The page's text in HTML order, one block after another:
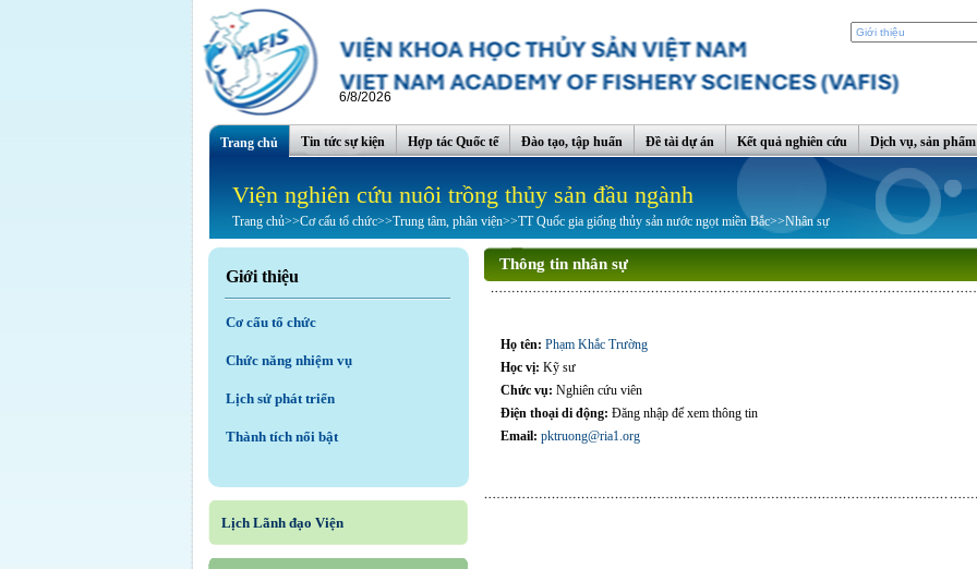
6/8/2026
Trang chủ Tin tức sự kiện Hợp tác Quốc tế Đào tạo, tập huấn Đề tài dự án Kết quả nghiên cứu Dịch vụ, sản phẩm
Viện nghiên cứu nuôi trồng thủy sản đầu ngành
Trang chủ>>Cơ cấu tổ chức>>Trung tâm, phân viện>>TT Quốc gia giống thủy sản nước ngọt miền Bắc>>Nhân sự
Giới thiệu
Cơ cấu tổ chức
Chức năng nhiệm vụ
Lịch sử phát triển
Thành tích nổi bật
Lịch Lãnh đạo Viện
Thông tin nhân sự
Họ tên: Phạm Khắc Trường
Học vị: Kỹ sư
Chức vụ: Nghiên cứu viên
Điện thoại di động: Đăng nhập để xem thông tin
Email: pktruong@ria1.org